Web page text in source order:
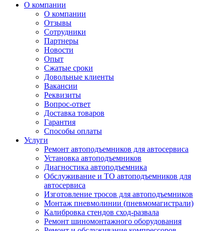
О компании
О компании
Отзывы
Сотрудники
Партнеры
Новости
Опыт
Сжатые сроки
Довольные клиенты
Вакансии
Реквизиты
Вопрос-ответ
Доставка товаров
Гарантия
Способы оплаты
Услуги
Ремонт автоподъемников для автосервиса
Установка автоподъемников
Диагностика автоподъемника
Обслуживание и ТО автоподъемников для
автосервиса
Изготовление тросов для автоподъемников
Монтаж пневмолинии (пневмомагистрали)
Калибровка стендов сход-развала
Ремонт шиномонтажного оборудования